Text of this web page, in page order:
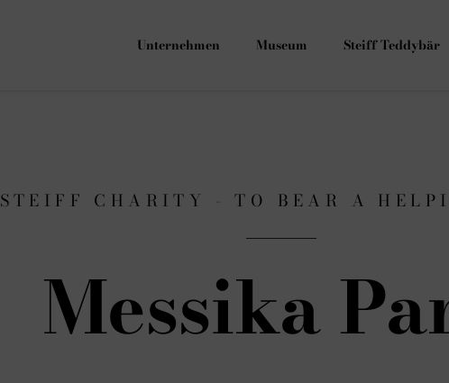
Unternehmen Museum Steiff Teddybär
STEIFF CHARITY - TO BEAR A
Messika